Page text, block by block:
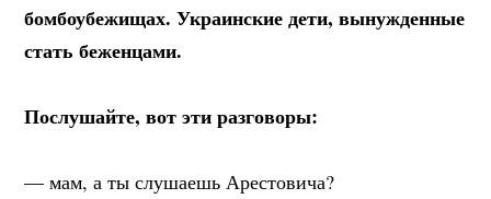
бомбоубежищах. Украинские дети, вынужденные
стать беженцами.
Послушайте, вот эти разговоры:
— мам, а ты слушаешь Арестовича?